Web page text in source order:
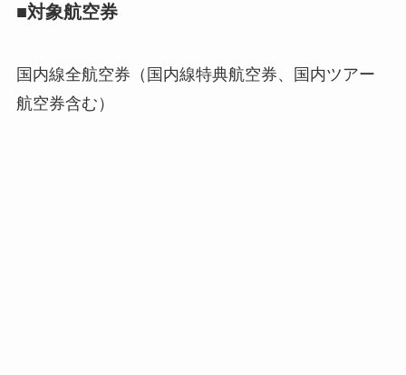
■対象航空券
国内線全航空券（国内線特典航空券、国内ツアー
航空券含む）